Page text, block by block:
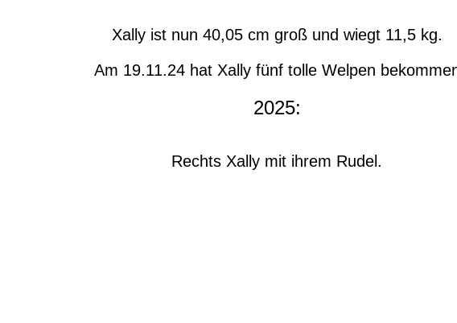
Xally ist nun 40,05 cm groß und wiegt 11,5 kg.
Am 19.11.24 hat Xally fünf tolle Welpen
2025:
Rechts Xally mit ihrem Rudel.